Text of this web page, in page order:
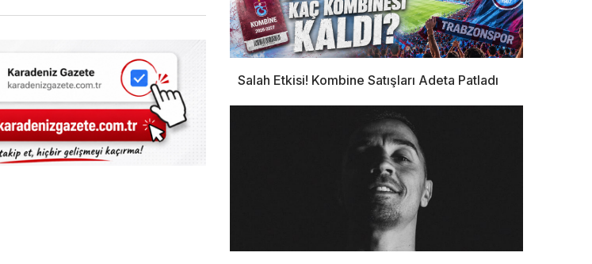
Salah Etkisi! Kombine Satışları Adeta Patladı